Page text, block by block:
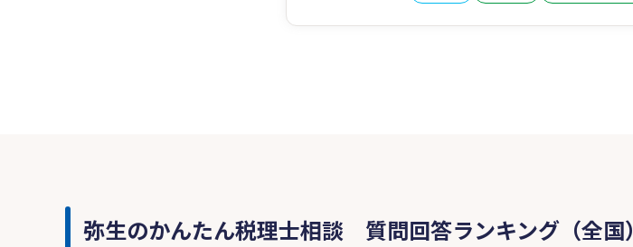
弥生のかんたん税理士相談 質問回答ランキング（全国）